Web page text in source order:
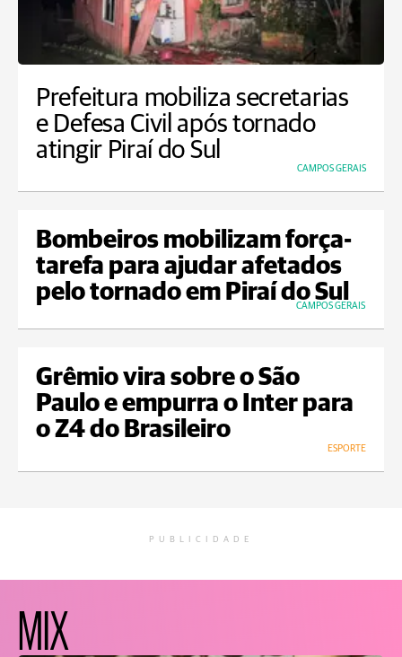
Prefeitura mobiliza secretarias
e Defesa Civil após tornado
atingir Piraí do Sul
CAMPOS GERAIS
Bombeiros mobilizam força-
tarefa para ajudar afetados
pelo tornado em Piraí do Sul
CAMPOS GERAIS
Grêmio vira sobre o São
Paulo e empurra o Inter para
o Z4 do Brasileiro
ESPORTE
PUBLICIDADE
MIX